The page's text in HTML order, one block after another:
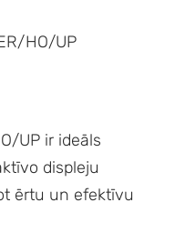
HO/UP
UP ir ideāls
displeju
ērtu un efektīvu